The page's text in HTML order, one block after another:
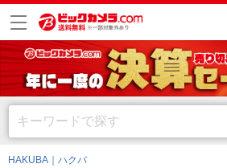
HAKUBA｜ハクバ